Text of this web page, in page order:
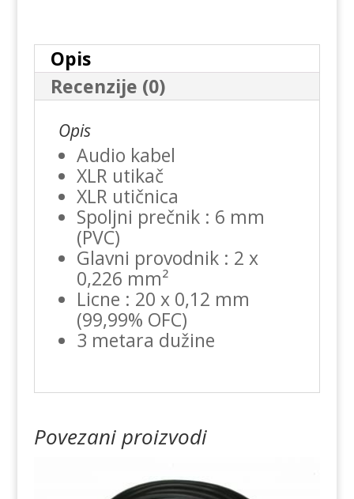
Opis
Recenzije (0)
Opis
Audio kabel
XLR utikač
XLR utičnica
Spoljni prečnik : 6 mm
(PVC)
Glavni provodnik : 2 x
0,226 mm²
Licne : 20 x 0,12 mm
(99,99% OFC)
3 metara dužine
Povezani proizvodi